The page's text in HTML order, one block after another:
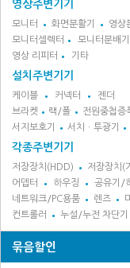
영상주변기기
모니터 화면분활기
영상
모니터셀렉터
모니터분배기
영상 리피터
기타
설치주변기기
케이블 커넥터
젠더
브라켓
랙/폴
전원중첩증
서지보호기
서치ㆍ투광기
각종주변기기
저장장치(HDD)
저장장치(
어뎁터
하우징
공유기/
네트워크/PC용품
렌즈
컨트롤러
누설/누전 차단기
묶음할인